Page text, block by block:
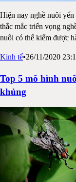
Hiện nay nghề nuôi
thắc mắc triển vọng
nuôi có thể kiếm được
Kinh tế•26/11/2020
Top 5 mô hình
khủng